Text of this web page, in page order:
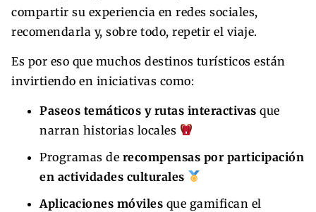
compartir su experiencia en redes sociales,
recomendarla y, sobre todo, repetir el viaje.
Es por eso que muchos destinos turísticos están
invirtiendo en iniciativas como:
Paseos temáticos y rutas interactivas que
narran historias locales
Programas de recompensas por participación
en actividades culturales
Aplicaciones móviles que gamifican el